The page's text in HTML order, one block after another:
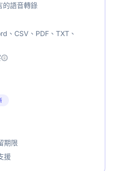
的語音轉錄
、CSV、PDF、TXT、
期限
援